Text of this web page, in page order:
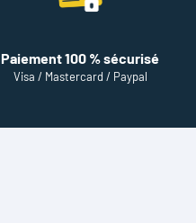
Paiement 100 % sécurisé
Visa / Mastercard / Paypal